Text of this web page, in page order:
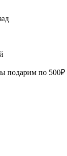
подарим по 500₽